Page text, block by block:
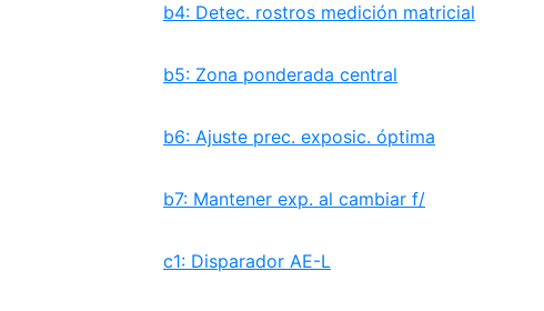
b4: Detec. rostros medición matricial
b5: Zona ponderada central
b6: Ajuste prec. exposic. óptima
b7: Mantener exp. al cambiar f/
c1: Disparador AE-L